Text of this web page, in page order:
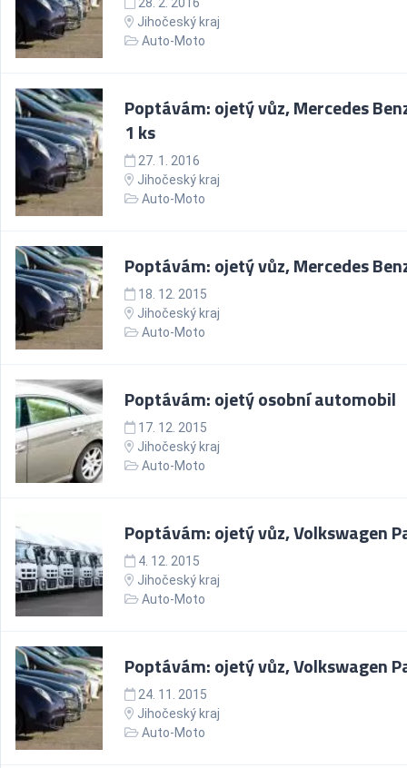
Jihočeský kraj
Auto-Moto
Poptávám: ojetý vůz, Mercedes
1 ks
27. 1. 2016
Jihočeský kraj
Auto-Moto
Poptávám: ojetý vůz, Mercedes
18. 12. 2015
Jihočeský kraj
Auto-Moto
Poptávám: ojetý osobní automobil
17. 12. 2015
Jihočeský kraj
Auto-Moto
Poptávám: ojetý vůz, Volkswagen
4. 12. 2015
Jihočeský kraj
Auto-Moto
Poptávám: ojetý vůz, Volkswagen
24. 11. 2015
Jihočeský kraj
Auto-Moto